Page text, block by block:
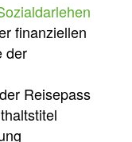
finanziellen
der
Reisepass